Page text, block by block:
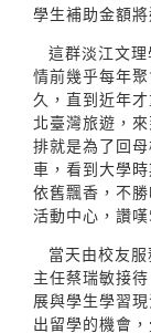
學生補助金額
這群淡江文
情前幾乎每年
久，直到近年
北臺灣旅遊，
排就是為了回
車，看到大學
依舊飄香，不
活動中心，讚
當天由校友
主任蔡瑞敏接
展與學生學習
出留學的機會